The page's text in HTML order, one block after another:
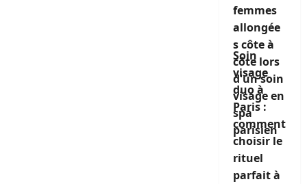
Soin
visage
duo à
Paris :
comment
choisir le
rituel
parfait à